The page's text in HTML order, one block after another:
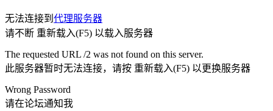
无法连接到 代理服务器
请不断 重新载入(F5) 以载入服务器
The requested URL /2 was not found on this server.
此服务器暂时无法连接，请按 重新载入(F5) 以更换服务器
Wrong Password
请在论坛通知我